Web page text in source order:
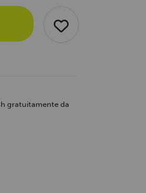
gratuitamente da